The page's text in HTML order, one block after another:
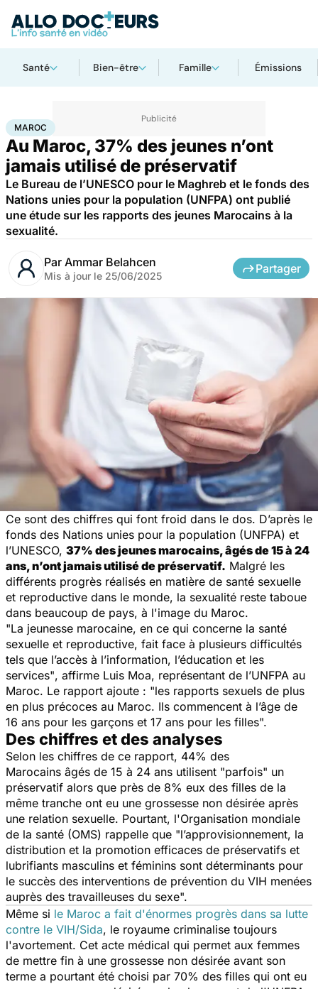
Santé Bien-être Famille Émissions
AccueilSanté Santé publiqueMaroc
MAROC
Au Maroc, 37% des jeunes n’ont
jamais utilisé de préservatif
Le Bureau de l’UNESCO pour le Maghreb et le fonds des
Nations unies pour la population (UNFPA) ont publié
une étude sur les rapports des jeunes Marocains à la
sexualité.
Par Ammar Belahcen
Mis à jour le 25/06/2025
Partager
Ce sont des chiffres qui font froid dans le dos. D’après le
fonds des Nations unies pour la population (UNFPA) et
l’UNESCO, 37% des jeunes marocains, âgés de 15 à 24
ans, n’ont jamais utilisé de préservatif. Malgré les
différents progrès réalisés en matière de santé sexuelle
et reproductive dans le monde, la sexualité reste taboue
dans beaucoup de pays, à l'image du Maroc.
"La jeunesse marocaine, en ce qui concerne la santé
sexuelle et reproductive, fait face à plusieurs difficultés
tels que l’accès à l’information, l’éducation et les
services", affirme Luis Moa, représentant de l’UNFPA au
Maroc. Le rapport ajoute : "les rapports sexuels de plus
en plus précoces au Maroc. Ils commencent à l’âge de
16 ans pour les garçons et 17 ans pour les filles".
Des chiffres et des analyses
Selon les chiffres de ce rapport, 44% des
Marocains âgés de 15 à 24 ans utilisent "parfois" un
préservatif alors que près de 8% eux des filles de la
même tranche ont eu une grossesse non désirée après
une relation sexuelle. Pourtant, l'Organisation mondiale
de la santé (OMS) rappelle que "l’approvisionnement, la
distribution et la promotion efficaces de préservatifs et
lubrifiants masculins et féminins sont déterminants pour
le succès des interventions de prévention du VIH menées
auprès des travailleuses du sexe".
Même si le Maroc a fait d'énormes progrès dans sa lutte
contre le VIH/Sida, le royaume criminalise toujours
l'avortement. Cet acte médical qui permet aux femmes
de mettre fin à une grossesse non désirée avant son
terme a pourtant été choisi par 70% des filles qui ont eu